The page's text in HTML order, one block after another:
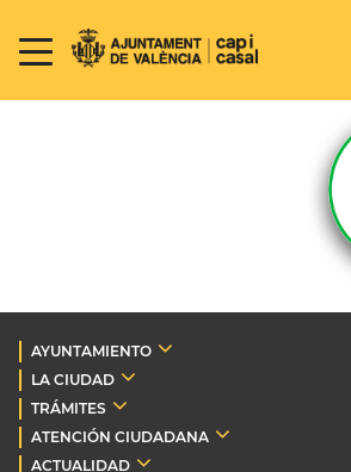
AYUNTAMIENTO
LA CIUDAD
TRÁMITES
ATENCIÓN CIUDADANA
ACTUALIDAD